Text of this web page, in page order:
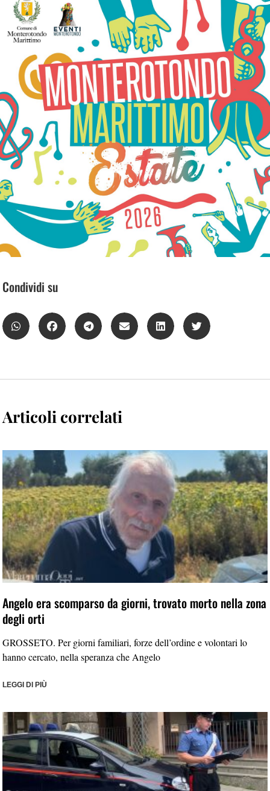
Condividi su
Articoli correlati
Angelo era scomparso da giorni, trovato morto nella zona
degli orti
GROSSETO. Per giorni familiari, forze dell’ordine e volontari lo
hanno cercato, nella speranza che Angelo
LEGGI DI PIÙ